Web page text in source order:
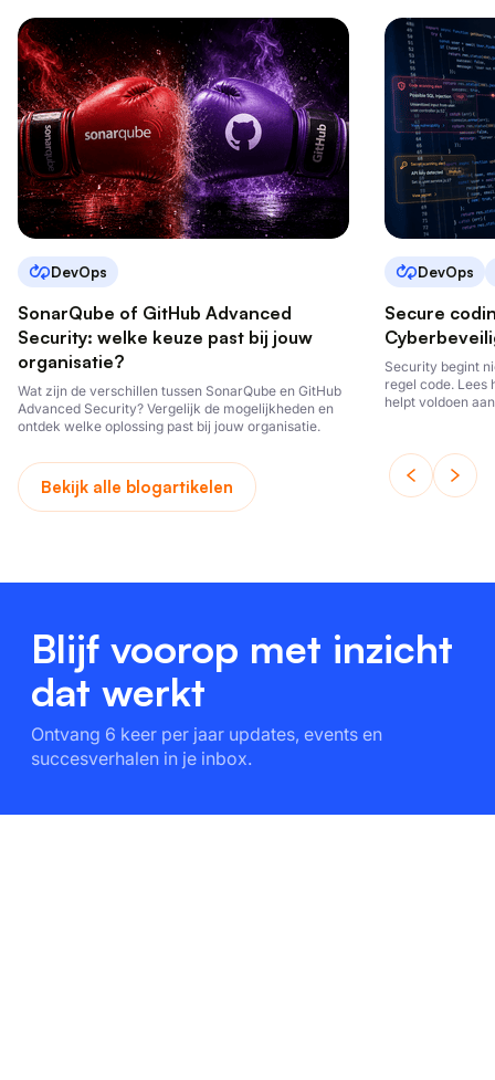
DevOps
SonarQube of GitHub Advanced
Security: welke keuze past bij jouw
organisatie?
Wat zijn de verschillen tussen SonarQube en GitHub
Advanced Security? Vergelijk de mogelijkheden en
ontdek welke oplossing past bij jouw organisatie.
DevOps
Secure
Security begint
regel code. Lees
helpt voldoen
Bekijk alle blogartikelen
Blijf voorop met inzicht
dat werkt
Ontvang 6 keer per jaar updates, events en
succesverhalen in je inbox.